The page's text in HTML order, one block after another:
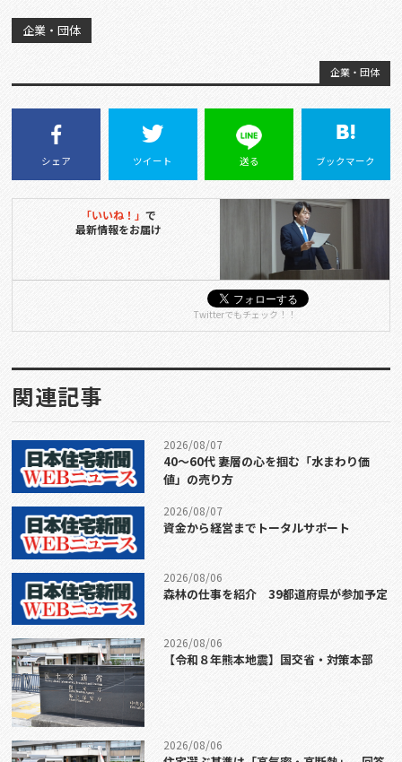
企業・団体
企業・団体
シェア ツイート 送る ブックマーク
「いいね！」 で
最新情報をお届け
Twitterでもチェック！！
関連記事
2026/08/07
40〜60代 妻層の心を掴む「水まわり価
値」の売り方
2026/08/07
資金から経営までトータルサポート
2026/08/06
森林の仕事を紹介 39都道府県が参加予定
2026/08/06
【令和８年熊本地震】国交省・対策本部
2026/08/06